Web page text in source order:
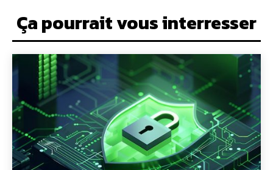
Ça pourrait vous interresser